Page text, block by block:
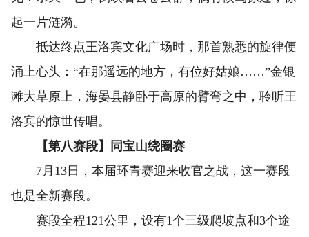
起一片涟漪。
抵达终点王洛宾文化广场时，那首熟悉的旋律便
涌上心头：“在那遥远的地方，有位好姑娘……”金银
滩大草原上，海晏县静卧于高原的臂弯之中，聆听王
洛宾的惊世传唱。
【第八赛段】同宝山绕圈赛
7月13日，本届环青赛迎来收官之战，这一赛段
也是全新赛段。
赛段全程121公里，设有1个三级爬坡点和3个途